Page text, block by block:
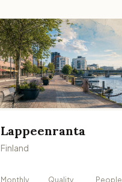
Lappeenranta
Finland
Monthly
Quality
People